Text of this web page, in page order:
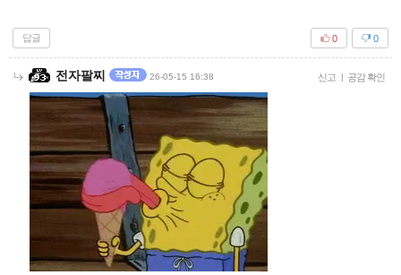
답글 0
0
전자팔찌 26-05-15 16:38 신고 | 공감 확인